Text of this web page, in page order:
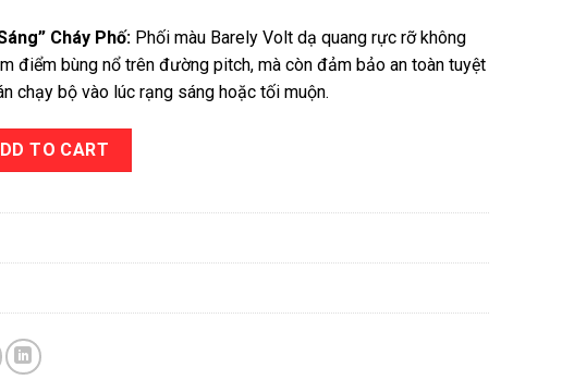
Cháy Phố: Phối màu Barely Volt dạ quang rực rỡ không
điểm bùng nổ trên đường pitch, mà còn đảm bảo an toàn tuyệt
chạy bộ vào lúc rạng sáng hoặc tối muộn.
Volt" quantity
TO CART